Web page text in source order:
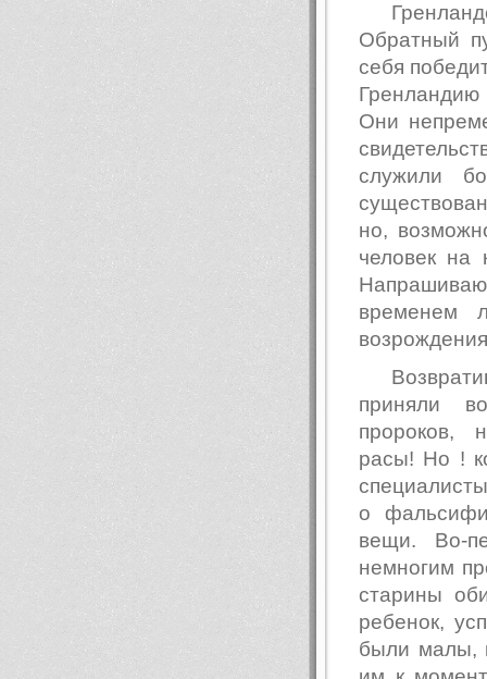
Обратный
себя
Они
служили
но,
человек на
временем
приняли
пророков,
расы! Но !
о
вещи. Во-
немногим
старины
ребенок,
были малы,